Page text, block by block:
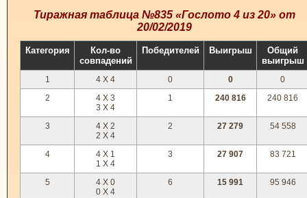
Тиражная таблица №835 «Гослото 4 из 20» от
20/02/2019
Категория
Кол-во
совпадений
Победителей Выигрыш
Общий
выигрыш
1 4 X 4 0 0
0
2
4 X 3
3 X 4
1 240 816 240 816
3
4 X 2
2 X 4
2 27 279 54 558
4
4 X 1
1 X 4
3 27 907 83 721
5
4 X 0
0 X 4
6 15 991 95 946